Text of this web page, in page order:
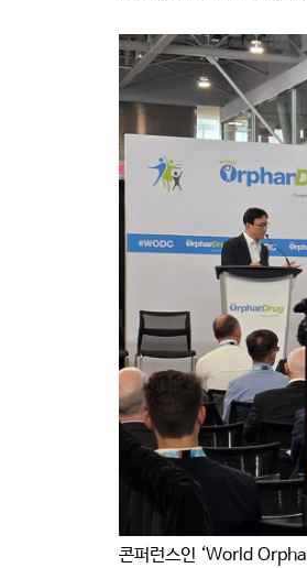
콘퍼런스인 ‘World